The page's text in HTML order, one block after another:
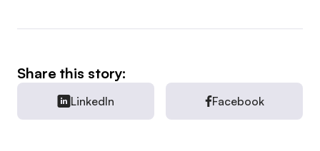
Share this story:
LinkedIn Facebook